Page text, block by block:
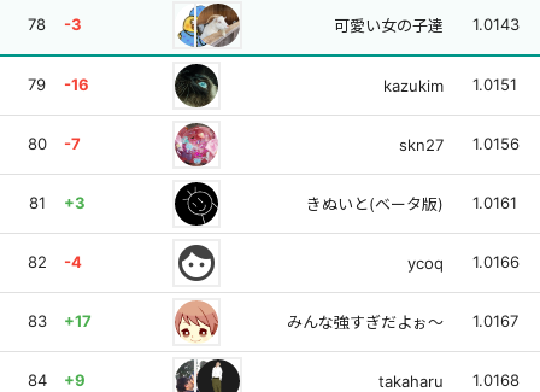
78 -3 可愛い女の子達 1.0143
79 -16 kazukim 1.0151
80 -7 skn27 1.0156
81 +3 きぬいと(ベータ版) 1.0161
82 -4 face ycoq 1.0166
83 +17 みんな強すぎだよぉ〜 1.0167
84 +9 takaharu 1.0168